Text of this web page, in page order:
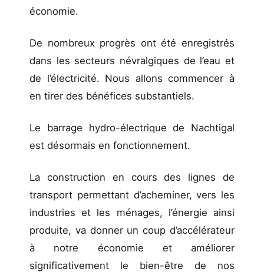
économie.
De nombreux progrès ont été enregistrés
dans les secteurs névralgiques de l’eau et
de l’électricité. Nous allons commencer à
en tirer des bénéfices substantiels.
Le barrage hydro-électrique de Nachtigal
est désormais en fonctionnement.
La construction en cours des lignes de
transport permettant d’acheminer, vers les
industries et les ménages, l’énergie ainsi
produite, va donner un coup d’accélérateur
à notre économie et améliorer
significativement le bien-être de nos